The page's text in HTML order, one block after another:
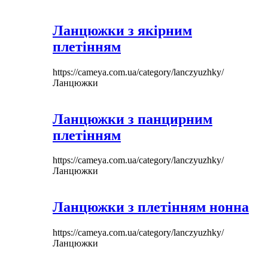
Ланцюжки з якірним
плетінням
https://cameya.com.ua/category/lanczyuzhky/
Ланцюжки
Ланцюжки з панцирним
плетінням
https://cameya.com.ua/category/lanczyuzhky/
Ланцюжки
Ланцюжки з плетінням нонна
https://cameya.com.ua/category/lanczyuzhky/
Ланцюжки